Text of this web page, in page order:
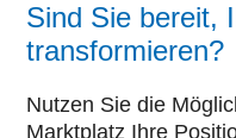
Sind Sie bereit,
transformieren?
Nutzen Sie die
Marktplatz Ihre